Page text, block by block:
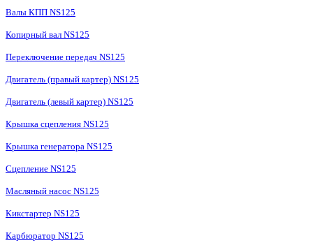
Валы КПП NS125
Копирный вал NS125
Переключение передач NS125
Двигатель (правый картер) NS125
Двигатель (левый картер) NS125
Крышка сцепления NS125
Крышка генератора NS125
Сцепление NS125
Масляный насос NS125
Кикстартер NS125
Карбюратор NS125